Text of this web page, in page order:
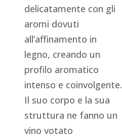
delicatamente con gli
aromi dovuti
all’affinamento in
legno, creando un
profilo aromatico
intenso e coinvolgente.
Il suo corpo e la sua
struttura ne fanno un
vino votato